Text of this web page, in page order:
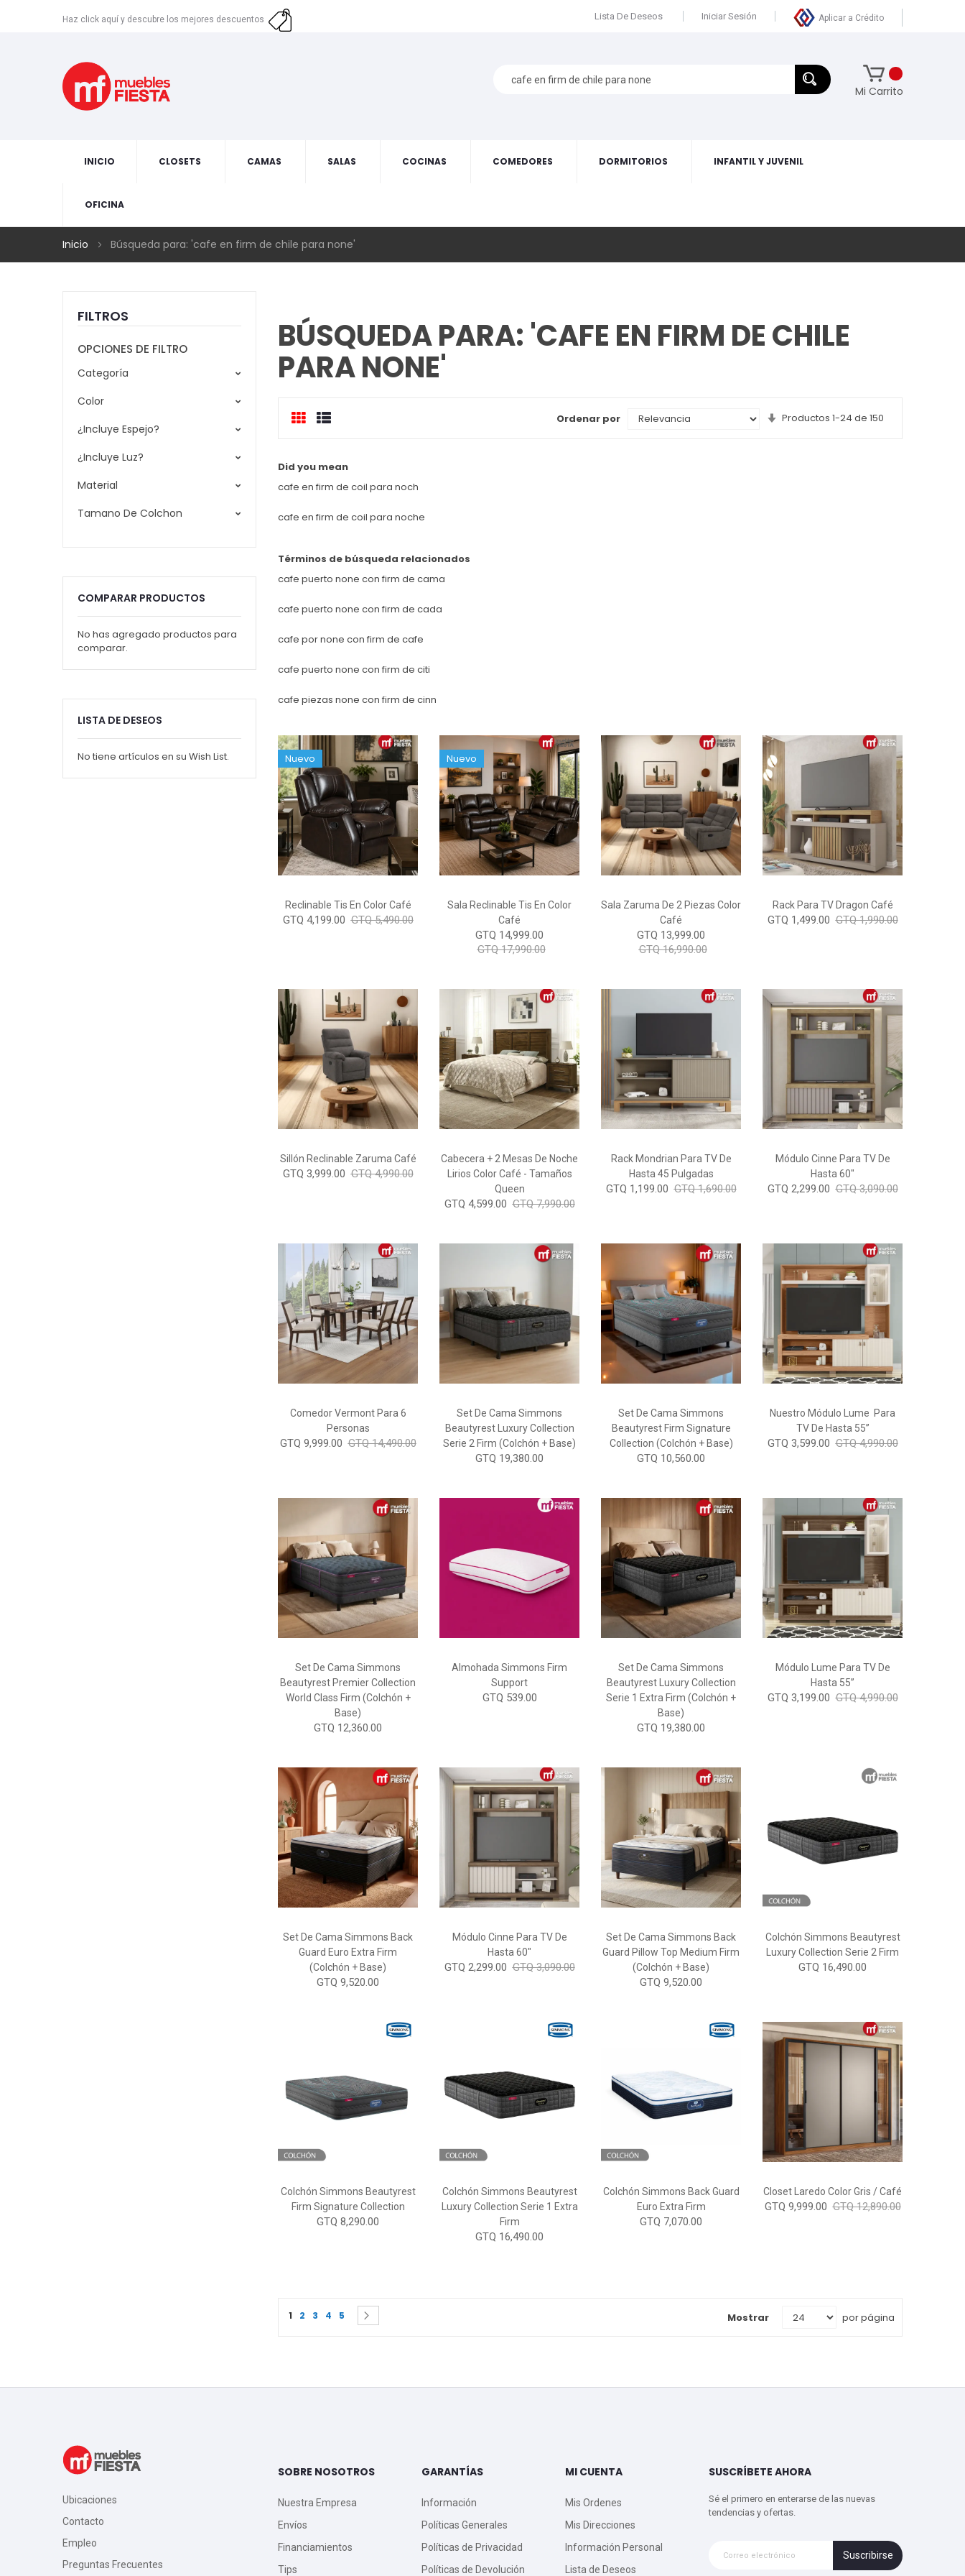
Haz click aquí y descubre los mejores descuentos Aplicar a Crédito
Lista De Deseos Iniciar Sesión
Mi Carrito
INICIO CLOSETS CAMAS SALAS COCINAS COMEDORES DORMITORIOS INFANTIL Y JUVENIL
OFICINA
Inicio Búsqueda para: 'cafe en firm de chile para none'
BÚSQUEDA PARA: 'CAFE EN FIRM DE CHILE
PARA NONE'
Ver
Cuadrícula
Estilizado
Productos 1-24 de 150
Ordenar por
Set
Did you mean
cafe en firm de coil para noch
cafe en firm de coil para noche
Términos de búsqueda relacionados
cafe puerto none con firm de cama
cafe puerto none con firm de cada
cafe por none con firm de cafe
cafe puerto none con firm de citi
cafe piezas none con firm de cinn
Reclinable Tis En Color Café
Nuevo
GTQ 4,199.00 GTQ 5,490.00
Sala Reclinable Tis En Color
Café
Nuevo
GTQ 14,999.00
GTQ 17,990.00
Sala Zaruma De 2 Piezas Color
Café
GTQ 13,999.00
GTQ 16,990.00
Rack Para TV Dragon Café
GTQ 1,499.00 GTQ 1,990.00
Sillón Reclinable Zaruma Café
GTQ 3,999.00 GTQ 4,990.00
Cabecera + 2 Mesas De Noche
Lirios Color Café - Tamaños
Queen
GTQ 4,599.00 GTQ 7,990.00
Rack Mondrian Para TV De
Hasta 45 Pulgadas
GTQ 1,199.00 GTQ 1,690.00
Módulo Cinne Para TV De
Hasta 60"
GTQ 2,299.00 GTQ 3,090.00
Comedor Vermont Para 6
Personas
GTQ 9,999.00 GTQ 14,490.00
Set De Cama Simmons
Beautyrest Luxury Collection
Serie 2 Firm (Colchón + Base)
GTQ 19,380.00
Set De Cama Simmons
Beautyrest Firm Signature
Collection (Colchón + Base)
GTQ 10,560.00
Nuestro Módulo Lume Para
TV De Hasta 55”
GTQ 3,599.00 GTQ 4,990.00
Set De Cama Simmons
Beautyrest Premier Collection
World Class Firm (Colchón +
Base)
GTQ 12,360.00
Almohada Simmons Firm
Support
GTQ 539.00
Set De Cama Simmons
Beautyrest Luxury Collection
Serie 1 Extra Firm (Colchón +
Base)
GTQ 19,380.00
Módulo Lume Para TV De
Hasta 55”
GTQ 3,199.00 GTQ 4,990.00
Set De Cama Simmons Back
Guard Euro Extra Firm
(Colchón + Base)
GTQ 9,520.00
Módulo Cinne Para TV De
Hasta 60"
GTQ 2,299.00 GTQ 3,090.00
Set De Cama Simmons Back
Guard Pillow Top Medium Firm
(Colchón + Base)
GTQ 9,520.00
Colchón Simmons Beautyrest
Luxury Collection Serie 2 Firm
GTQ 16,490.00
Colchón Simmons Beautyrest
Firm Signature Collection
GTQ 8,290.00
Colchón Simmons Beautyrest
Luxury Collection Serie 1 Extra
Firm
GTQ 16,490.00
Colchón Simmons Back Guard
Euro Extra Firm
GTQ 7,070.00
Closet Laredo Color Gris / Café
GTQ 9,999.00 GTQ 12,890.00
Page
You're currently reading page
1 Page
2 Page
3 Page
4 Page
5 Page
Mostrar por página
FILTROS
OPCIONES DE FILTRO
Categoría
Color
¿Incluye Espejo?
¿Incluye Luz?
Material
Tamano De Colchon
COMPARAR PRODUCTOS
No has agregado productos para
comparar.
LISTA DE DESEOS
No tiene artículos en su Wish List.
Ubicaciones
Contacto
Empleo
Preguntas Frecuentes
SOBRE NOSOTROS
Nuestra Empresa
Envíos
Financiamientos
Tips
GARANTÍAS
Información
Políticas Generales
Políticas de Privacidad
Políticas de Devolución
MI CUENTA
Mis Ordenes
Mis Direcciones
Información Personal
Lista de Deseos
SUSCRÍBETE AHORA
Sé el primero en enterarse de las nuevas
tendencias y ofertas.
Suscribirse